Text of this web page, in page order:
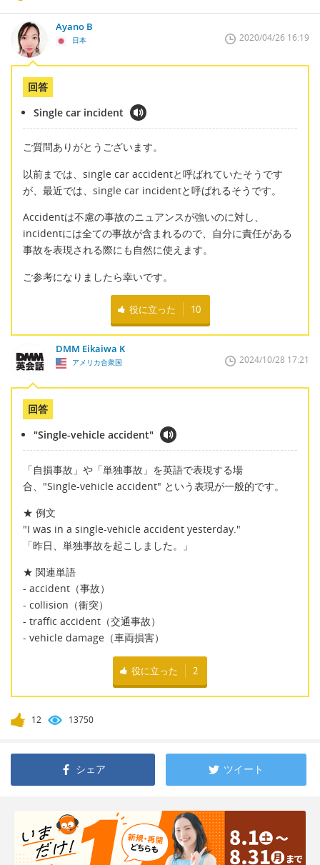
Ayano B
日本 2020/04/26 16:19
回答
Single car incident
ご質問ありがとうございます。
以前までは、single car accidentと呼ばれていたそうです
が、最近では、single car incidentと呼ばれるそうです。
Accidentは不慮の事故のニュアンスが強いのに対し、
incidentには全ての事故が含まれるので、自分に責任がある
事故を表現される際にも自然に使えます。
ご参考になりましたら幸いです。
役に立った 10
DMM Eikaiwa K
アメリカ合衆国 2024/10/28 17:21
回答
"Single-vehicle accident"
「自損事故」や「単独事故」を英語で表現する場
合、"Single-vehicle accident" という表現が一般的です。
★ 例文
"I was in a single-vehicle accident yesterday."
「昨日、単独事故を起こしました。」
★ 関連単語
- accident（事故）
- collision（衝突）
- traffic accident（交通事故）
- vehicle damage（車両損害）
役に立った 2
12 13750
シェア ツイート